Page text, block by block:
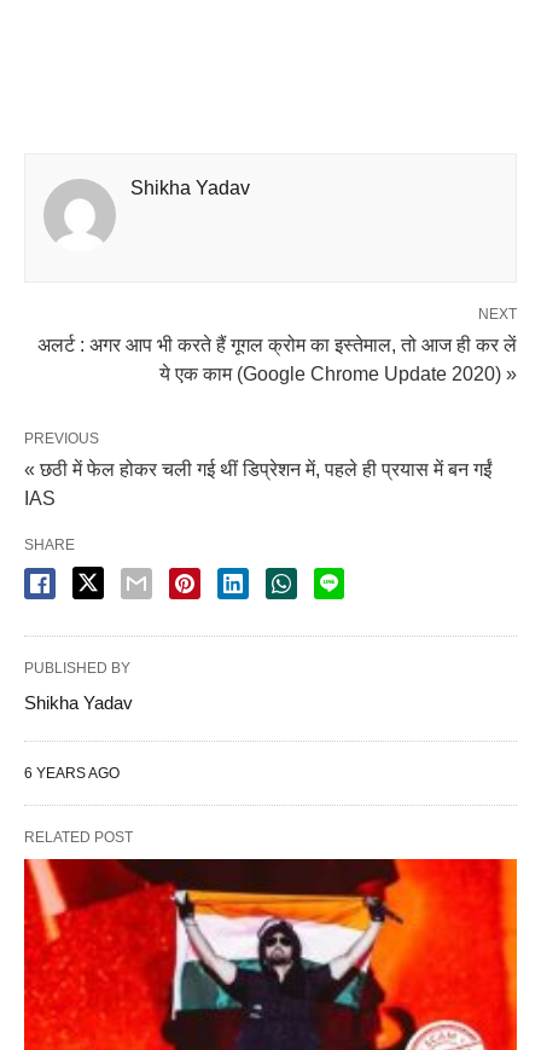
Shikha Yadav
NEXT
अलर्ट : अगर आप भी करते हैं गूगल क्रोम का इस्तेमाल, तो आज ही कर लें
ये एक काम (Google Chrome Update 2020) »
PREVIOUS
« छठी में फेल होकर चली गई थीं डिप्रेशन में, पहले ही प्रयास में बन गईं
IAS
SHARE
PUBLISHED BY
Shikha Yadav
6 YEARS AGO
RELATED POST